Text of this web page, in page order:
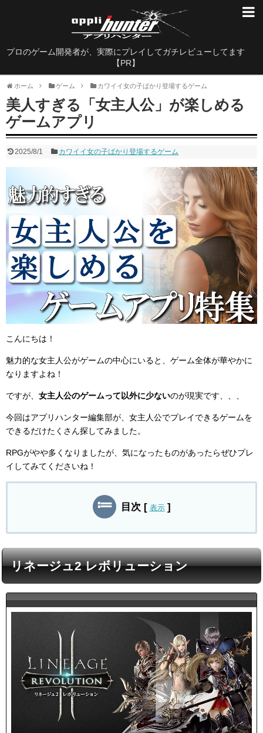
プロのゲーム開発者が、実際にプレイしてガチレビューしてます
【PR】
ホーム ゲーム カワイイ女の子ばかり登場するゲーム
美人すぎる「女主人公」が楽しめる
ゲームアプリ
2025/8/1 カワイイ女の子ばかり登場するゲーム
こんにちは！
魅力的な女主人公がゲームの中心にいると、ゲーム全体が華やかに
なりますよね！
ですが、 女主人公のゲームって以外に少ないのが現実です、、、
今回はアプリハンター編集部が、女主人公でプレイできるゲームを
できるだけたくさん探してみました。
RPGがやや多くなりましたが、気になったものがあったらぜひプレ
イしてみてくださいね！
目次 [ 表示 ]
リネージュ2 レボリューション
面白すぎるゲーム特集
やり込み要素抜群のゲーム
グラフィックが美しすぎるゲーム
ストーリーの完成度が凄いゲーム
人気ソシャゲランキング
20代男性におすすめな神ゲー
基本無料なのに面白いゲーム
シングルプレイ用ゲーム
おすすめゲームランキング
RPG
シミュレーション
美少女が登場するゲーム
アプリランキング
マッチングアプリ
ライブ配信アプリ
ニュースアプリ
バイト探しアプリ
出前アプリ